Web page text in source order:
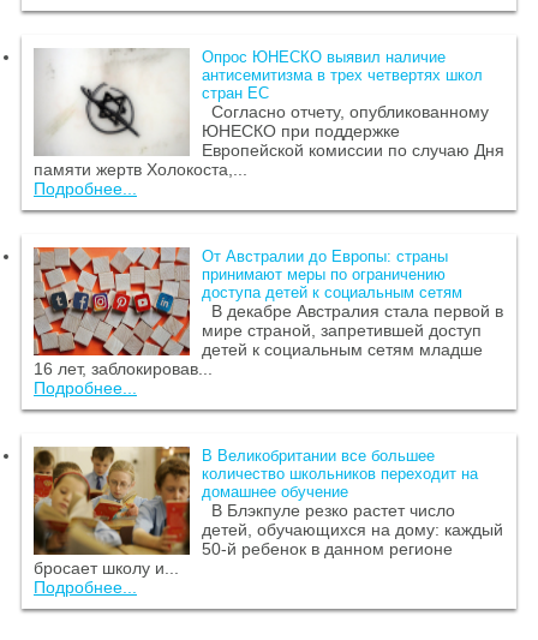
Опрос ЮНЕСКО выявил наличие
антисемитизма в трех четвертях школ
стран ЕС
Согласно отчету, опубликованному
ЮНЕСКО при поддержке
Европейской комиссии по случаю Дня
памяти жертв Холокоста,...
Подробнее...
От Австралии до Европы: страны
принимают меры по ограничению
доступа детей к социальным сетям
В декабре Австралия стала первой в
мире страной, запретившей доступ
детей к социальным сетям младше
16 лет, заблокировав...
Подробнее...
В Великобритании все большее
количество школьников переходит на
домашнее обучение
В Блэкпуле резко растет число
детей, обучающихся на дому: каждый
50-й ребенок в данном регионе
бросает школу и...
Подробнее...